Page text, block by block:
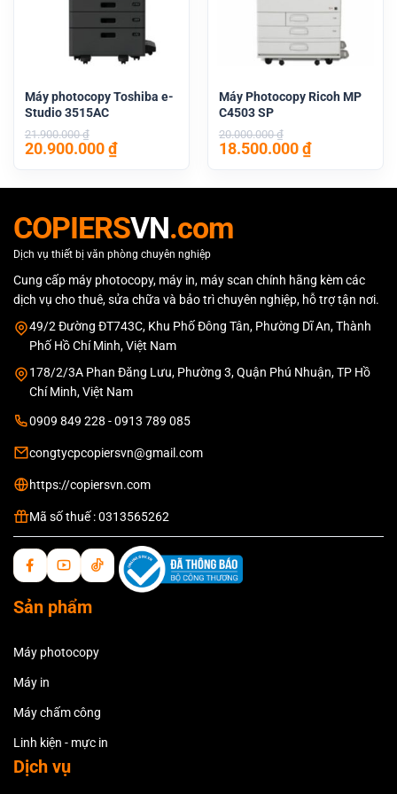
Máy photocopy Toshiba e-
Studio 3515AC
21.900.000₫
Giá
20.900.000₫Giá
hiện
Máy Photocopy Ricoh MP
C4503 SP
20.000.000₫
Giá
18.500.000₫Giá
hiện
COPIERSVN.com
Dịch vụ thiết bị văn phòng chuyên nghiệp
Cung cấp máy photocopy, máy in, máy scan chính hãng kèm các
dịch vụ cho thuê, sửa chữa và bảo trì chuyên nghiệp, hỗ trợ tận nơi.
49/2 Đường ĐT743C, Khu Phố Đông Tân, Phường Dĩ An, Thành
Phố Hồ Chí Minh, Việt Nam
178/2/3A Phan Đăng Lưu, Phường 3, Quận Phú Nhuận, TP Hồ
Chí Minh, Việt Nam
0909 849 228 - 0913 789 085
congtycpcopiersvn@gmail.com
https://copiersvn.com
Mã số thuế : 0313565262
Sản phẩm
Máy photocopy
Máy in
Máy chấm công
Linh kiện - mực in
Dịch vụ